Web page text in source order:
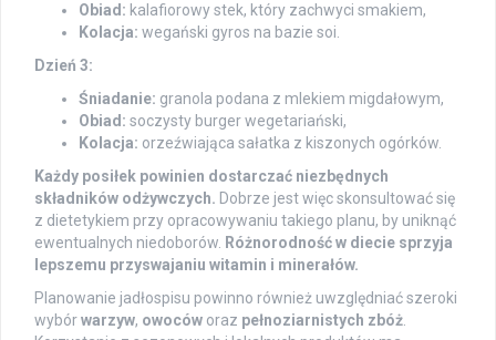
Obiad: kalafiorowy stek, który zachwyci smakiem,
Kolacja: wegański gyros na bazie soi.
Dzień 3:
Śniadanie: granola podana z mlekiem migdałowym,
Obiad: soczysty burger wegetariański,
Kolacja: orzeźwiająca sałatka z kiszonych ogórków.
Każdy posiłek powinien dostarczać niezbędnych
składników odżywczych. Dobrze jest więc skonsultować się
z dietetykiem przy opracowywaniu takiego planu, by uniknąć
ewentualnych niedoborów. Różnorodność w diecie sprzyja
lepszemu przyswajaniu witamin i minerałów.
Planowanie jadłospisu powinno również uwzględniać szeroki
wybórwarzyw, owoców oraz pełnoziarnistych zbóż